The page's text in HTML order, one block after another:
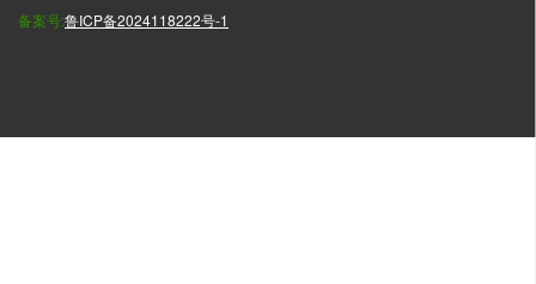
备案号:鲁ICP备2024118222号-1